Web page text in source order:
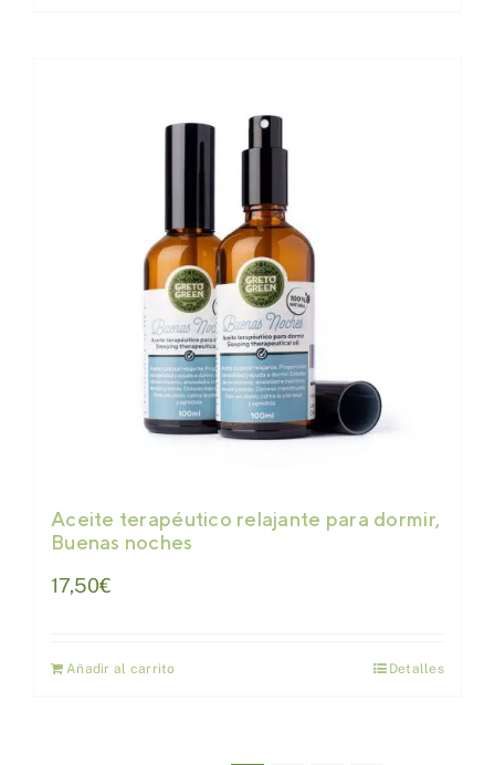
Aceite terapéutico relajante para dormir,
Buenas noches
17,50€
Añadir al carrito Detalles